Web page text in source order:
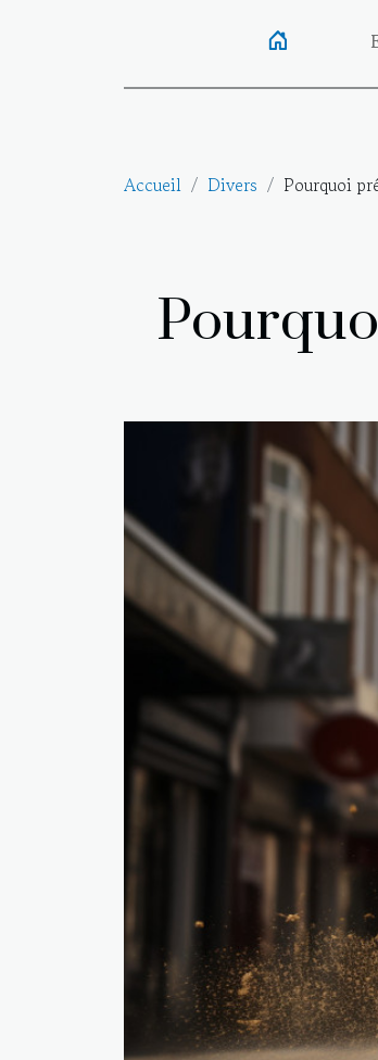
Accueil Divers Pourquoi